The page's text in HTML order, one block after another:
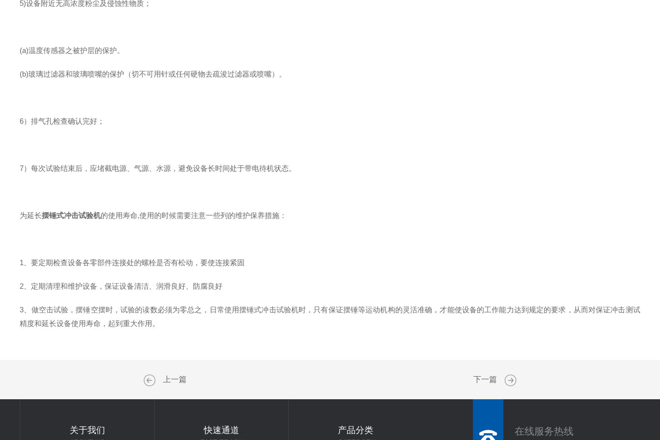
5)设备附近无高浓度粉尘及侵蚀性物质；
(a)温度传感器之被护层的保护。
(b)玻璃过滤器和玻璃喷嘴的保护（切不可用针或任何硬物去疏浚过滤器或喷嘴）。
6）排气孔检查确认完好；
7）每次试验结束后，应堵截电源、气源、水源，避免设备长时间处于带电待机状态。
为延长摆锤式冲击试验机的使用寿命,使用的时候需要注意一些列的维护保养措施：
1、要定期检查设备各零部件连接处的螺栓是否有松动，要使连接紧固
2、定期清理和维护设备，保证设备清洁、润滑良好、防腐良好
3、做空击试验，摆锤空摆时，试验的读数必须为零总之，日常使用摆锤式冲击试验机时，只有保证摆锤等运动机构的灵活准确，才能使设备的工作能力达到规定的要求，从而对保证冲击测试
精度和延长设备使用寿命，起到重大作用。
上一篇 下一篇
关于我们 快速通道 产品分类 在线服务热线